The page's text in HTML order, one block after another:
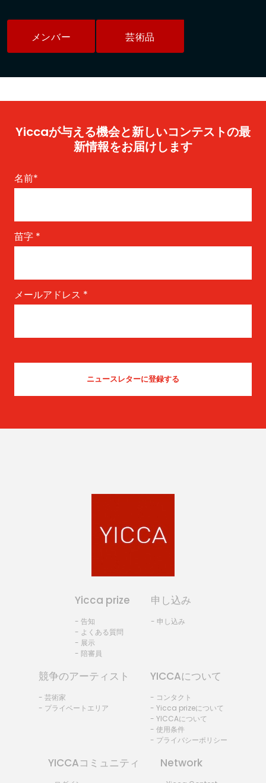
メンバー 芸術品
Yiccaが与える機会と新しいコンテストの最
新情報をお届けします
名前*
苗字 *
メールアドレス *
Yicca prize
- 告知
- よくある質問
- 展示
- 陪審員
申し込み
- 申し込み
競争のアーティスト
- 芸術家
- プライベートエリア
YICCAについて
- コンタクト
- Yicca prizeについて
- YICCAについて
- 使用条件
- プライバシーポリシー
YICCAコミュニティ Network